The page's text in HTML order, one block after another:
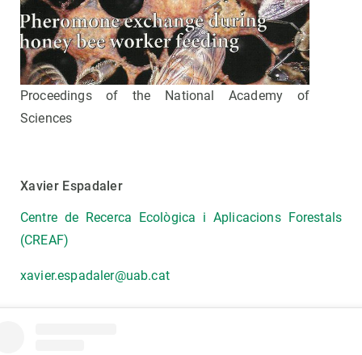
Proceedings of the National Academy of
Sciences
Xavier Espadaler
Centre de Recerca Ecològica i Aplicacions Forestals
(CREAF)
xavier.espadaler@uab.cat